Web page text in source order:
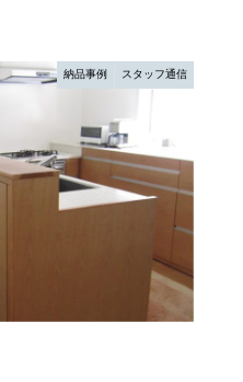
納品事例 スタッフ通信